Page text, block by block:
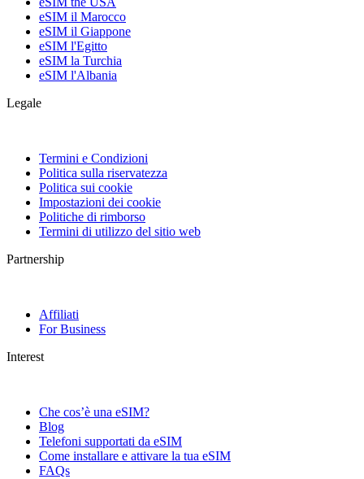
eSIM il Marocco
eSIM il Giappone
eSIM l'Egitto
eSIM la Turchia
eSIM l'Albania
Legale
Termini e Condizioni
Politica sulla riservatezza
Politica sui cookie
Impostazioni dei cookie
Politiche di rimborso
Termini di utilizzo del sitio web
Partnership
Affiliati
For Business
Interest
Che cos’è una eSIM?
Blog
Telefoni supportati da eSIM
Come installare e attivare la tua eSIM
FAQs